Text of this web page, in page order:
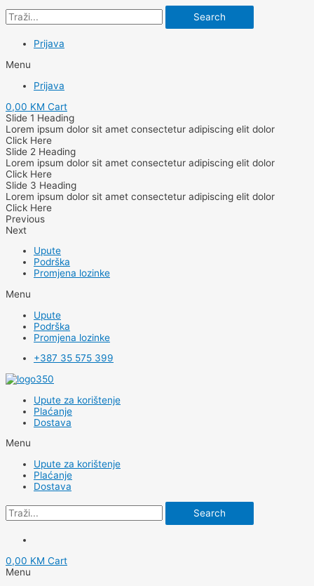
Search
Prijava
Menu
Prijava
0,00 KM Cart
Slide 1 Heading
Lorem ipsum dolor sit amet consectetur adipiscing elit dolor
Click Here
Slide 2 Heading
Lorem ipsum dolor sit amet consectetur adipiscing elit dolor
Click Here
Slide 3 Heading
Lorem ipsum dolor sit amet consectetur adipiscing elit dolor
Click Here
Previous
Next
Upute
Podrška
Promjena lozinke
Menu
Upute
Podrška
Promjena lozinke
+387 35 575 399
Upute za korištenje
Plaćanje
Dostava
Menu
Upute za korištenje
Plaćanje
Dostava
Search
0,00 KM Cart
Menu